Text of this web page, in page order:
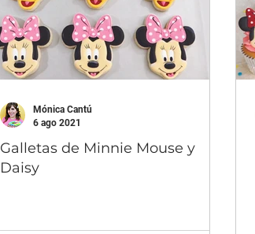
Galletas de Minnie Mouse y
Daisy
Mónica Cantú
6 ago 2021